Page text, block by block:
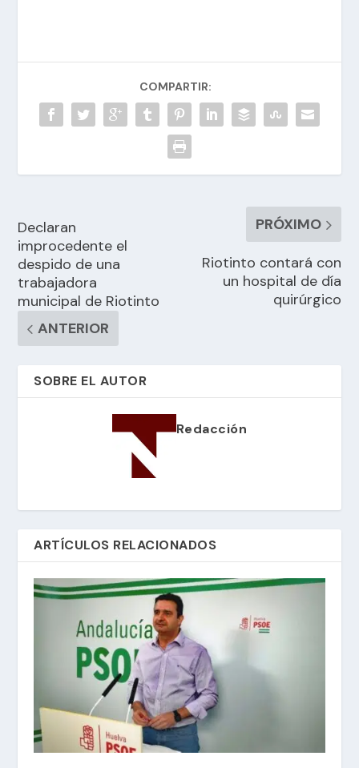
COMPARTIR:
Declaran
improcedente el
despido de una
trabajadora
municipal de Riotinto
ANTERIOR
PRÓXIMO
Riotinto contará con
un hospital de día
quirúrgico
SOBRE EL AUTOR
Redacción
ARTÍCULOS RELACIONADOS